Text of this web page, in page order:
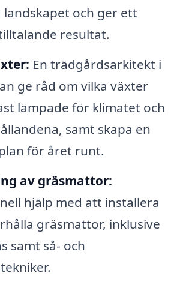
och ger ett
resultat.
En trädgårdsarkitekt i
ge råd om vilka växter
lämpade för klimatet och
samt skapa en
för året runt.
av gräsmattor:
hjälp med att installera
gräsmattor, inklusive
samt så- och